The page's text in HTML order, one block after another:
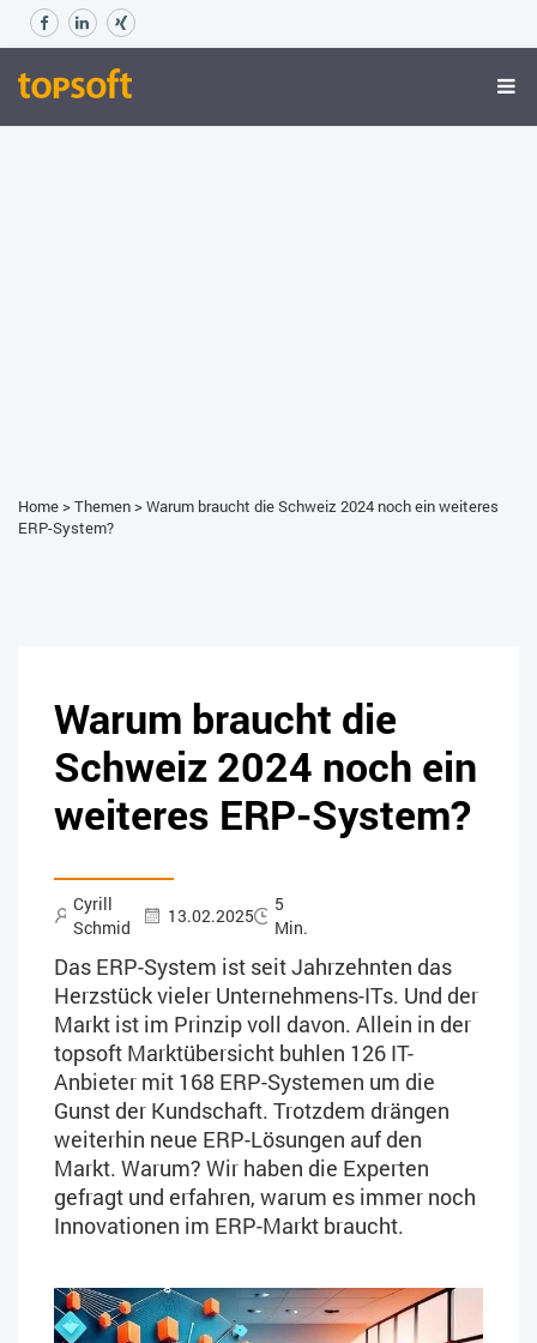
Home>Themen>Warum braucht die Schweiz 2024 noch ein weiteres
ERP-System?
Warum braucht die
Schweiz 2024 noch ein
weiteres ERP-System?
Cyrill
Schmid
13.02.2025
5
Min.
Das ERP-System ist seit Jahrzehnten das
Herzstück vieler Unternehmens-ITs. Und der
Markt ist im Prinzip voll davon. Allein in der
topsoft Marktübersicht buhlen 126 IT-
Anbieter mit 168 ERP-Systemen um die
Gunst der Kundschaft. Trotzdem drängen
weiterhin neue ERP-Lösungen auf den
Markt. Warum? Wir haben die Experten
gefragt und erfahren, warum es immer noch
Innovationen im ERP-Markt braucht.